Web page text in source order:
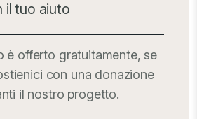
il tuo aiuto
è offerto gratuitamente, se
con una donazione
il nostro progetto.